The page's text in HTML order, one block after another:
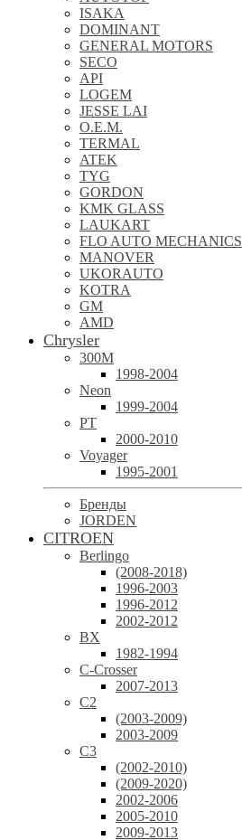
ISAKA
DOMINANT
GENERAL MOTORS
SECO
API
LOGEM
JESSE LAI
O.E.M.
TERMAL
ATEK
TYG
GORDON
KMK GLASS
LAUKART
FLO AUTO MECHANICS
MANOVER
UKORAUTO
KOTRA
GM
AMD
Chrysler
300M
1998-2004
Neon
1999-2004
PT
2000-2010
Voyager
1995-2001
Бренды
JORDEN
CITROEN
Berlingo
(2008-2018)
1996-2003
1996-2012
2002-2012
BX
1982-1994
C-Crosser
2007-2013
C2
(2003-2009)
2003-2009
C3
(2002-2010)
(2009-2020)
2002-2006
2005-2010
2009-2013